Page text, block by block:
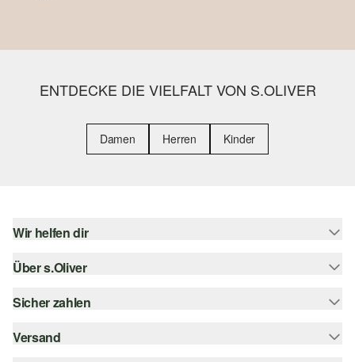
ENTDECKE DIE VIELFALT VON S.OLIVER
Damen Herren Kinder
Wir helfen dir
Hilfe & FAQ
Größenberatung
Über s.Oliver
Newsletter
s.Oliver Card
Sicher zahlen
Rechnung
Versand